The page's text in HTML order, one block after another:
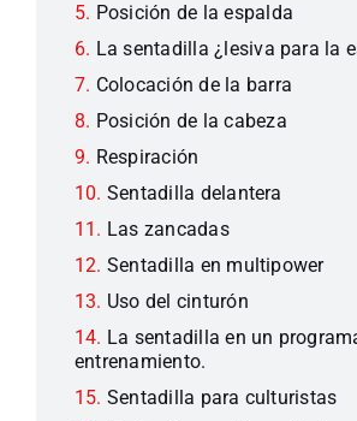
Posición de la espalda
La sentadilla ¿lesiva para la
Colocación de la barra
Posición de la cabeza
Respiración
Sentadilla delantera
Las zancadas
Sentadilla en multipower
Uso del cinturón
La sentadilla en un
entrenamiento.
Sentadilla para culturistas